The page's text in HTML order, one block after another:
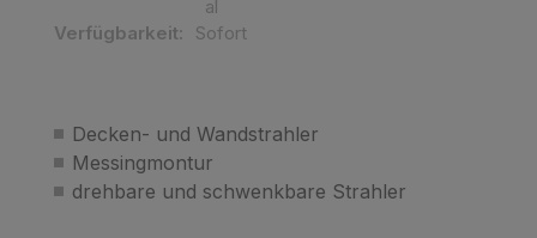
Decken- und Wandstrahler
Messingmontur
drehbare und schwenkbare Strahler
al
Verfügbarkeit:
Sofort